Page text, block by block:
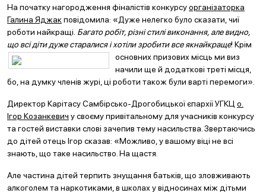
На початку нагородження фіналістів конкурсуорганізаторка
Галина Яджакповідомила: «Дуже нелегко було сказати, чиї
роботи найкращі. Багато робіт, різні стилі виконання, але видно,
що всі діти дуже старалися і хотіли зробити все якнайкраще! Крім
основних призових місць ми виз
начили ще й додаткові треті місця,
бо, на думку членів журі, ці роботи також були варті перемоги».
Директор Карітасу Самбірсько-Дрогобицької єпархії УГКЦ о.
Ігор Козанкевич у своєму привітальному для учасників конкурсу
та гостей виставки слові зачепив тему насильства. Звертаючись
до дітей отець Ігор сказав: «Можливо, у вашому віці не всі
знають, що таке насильство. На щастя.
Але частина дітей терпить знущання батьків, що зловживають
алкоголем та наркотиками, в школах у відносинах між дітьми